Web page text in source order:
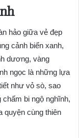
hảo giữa vẻ đẹp
cảnh biển xanh,
dương, vàng
ngọc là những lựa
như vỏ sò, sao
chấm bi ngộ nghĩnh,
quyện cùng thiên